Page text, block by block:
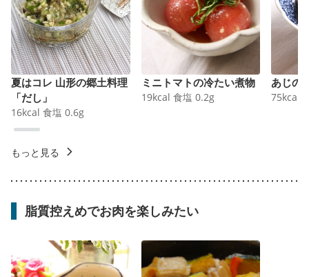
夏はコレ 山形の郷土料理
「だし」
16kcal 食塩 0.6g
ミニトマトの冷たい煮物
19kcal 食塩 0.2g
あじの
75kcal
もっと見る
脂質控えめでお肉を楽しみたい